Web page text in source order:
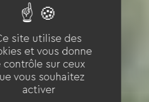
site utilise des
et vous donne
contrôle sur ceux
vous souhaitez
activer